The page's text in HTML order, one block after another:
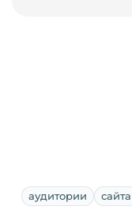
аудитории сайта